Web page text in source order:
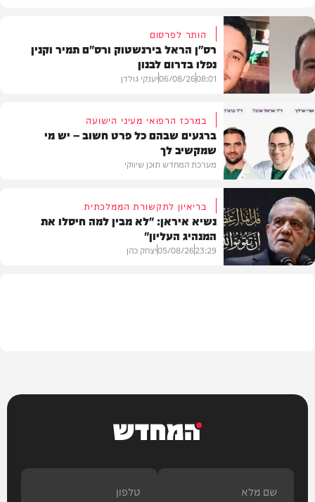
חדשות
הותר לפרסום
רס"ן הראל בירנשטוק ורס"ם תמיר וקנין
נפלו בדרום לבנון
08:01
06/08/26יענקי גולדן
תוכן שיווקי
במרכז הרפואי מעיני הישועה
ברגעים שבהם כל פרט חשוב – יש מי
שמקשיב לך
מערכת המחדש תוכן שיווקי
בריאיון לתקשורת הממלכתית
נשיא איראן: "לא מבין למה חיסלו את
המנהיג העליון"
23:29
05/08/26יצחק כהן
המחדש